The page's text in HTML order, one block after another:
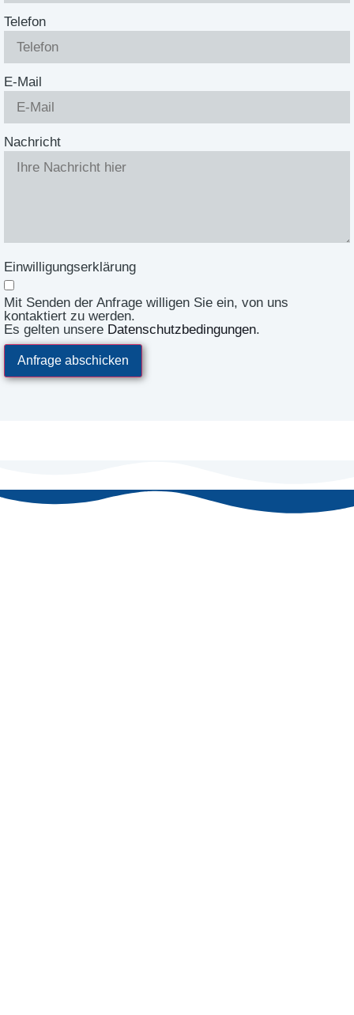
Telefon
E-Mail
Nachricht
Einwilligungserklärung
Mit Senden der Anfrage willigen Sie ein, von uns
kontaktiert zu werden.
Es gelten unsere Datenschutzbedingungen.
Anfrage abschicken